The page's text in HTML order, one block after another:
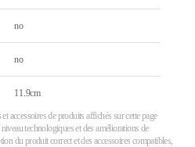
no
no
11.9cm
accessoires de produits affichés sur cette page
technologiques et des améliorations de
du produit correct et des accessoires compatibles,